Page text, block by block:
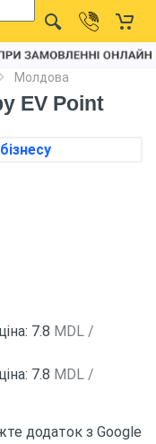
Молдова
EV Point
7.8 MDL /
7.8 MDL /
додаток з Google